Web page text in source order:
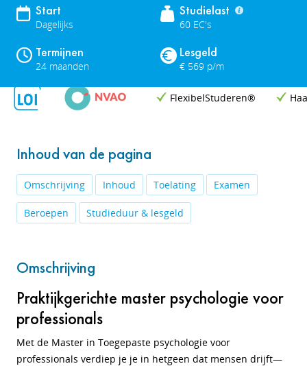
Start
Dagelijks
Studielast
60 EC's
Termijnen
24 maanden
Lesgeld
€ 569 p/m
FlexibelStuderen®
Inhoud van de pagina
Omschrijving Inhoud Toelating Examen
Beroepen Studieduur & lesgeld
Omschrijving
Praktijkgerichte master psychologie voor
professionals
Met de Master in Toegepaste psychologie voor
professionals verdiep je je in hetgeen dat mensen drijft—